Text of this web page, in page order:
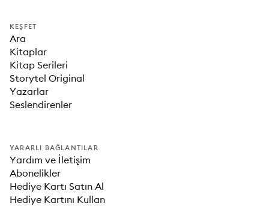
KEŞFET
Ara
Kitaplar
Kitap Serileri
Storytel Original
Yazarlar
Seslendirenler
YARARLI BAĞLANTILAR
Yardım ve İletişim
Abonelikler
Hediye Kartı Satın Al
Hediye Kartını Kullan